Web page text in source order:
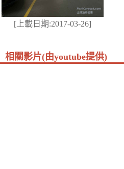
[上載日期:2017-03-26]
相關影片(由youtube提供)